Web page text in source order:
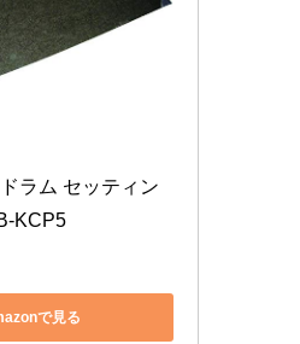
ラム セッティン
KCP5
で見る